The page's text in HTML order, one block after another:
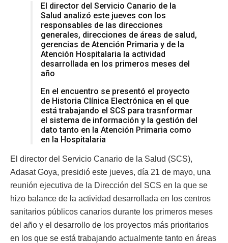
El director del Servicio Canario de la
Salud analizó este jueves con los
responsables de las direcciones
generales, direcciones de áreas de salud,
gerencias de Atención Primaria y de la
Atención Hospitalaria la actividad
desarrollada en los primeros meses del
año
En el encuentro se presentó el proyecto
de Historia Clínica Electrónica en el que
está trabajando el SCS para trasnformar
el sistema de información y la gestión del
dato tanto en la Atención Primaria como
en la Hospitalaria
El director del Servicio Canario de la Salud (SCS),
Adasat Goya, presidió este jueves, día 21 de mayo, una
reunión ejecutiva de la Dirección del SCS en la que se
hizo balance de la actividad desarrollada en los centros
sanitarios públicos canarios durante los primeros meses
del año y el desarrollo de los proyectos más prioritarios
en los que se está trabajando actualmente tanto en áreas